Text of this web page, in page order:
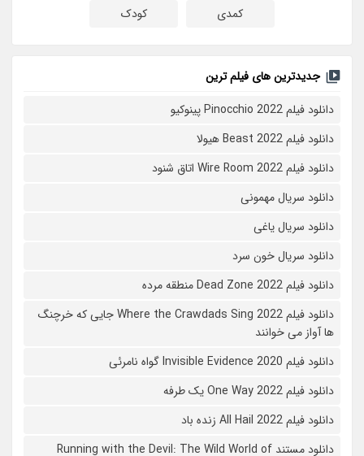
کمدی
کودک
جدیدترین های فیلم ترین
دانلود فیلم Pinocchio 2022 پینوکیو
دانلود فیلم Beast 2022 هیولا
دانلود فیلم Wire Room 2022 اتاق شنود
دانلود سریال مهمونی
دانلود سریال یاغی
دانلود سریال خون سرد
دانلود فیلم 2022 Dead Zone منطقه مرده
دانلود فیلم Where the Crawdads Sing 2022 جایی که خرچنگ
ها آواز می خوانند
دانلود فیلم 2020 Invisible Evidence گواه نامرئی
دانلود فیلم One Way 2022 یک طرفه
دانلود فیلم All Hail 2022 زنده باد
دانلود مستند Running with the Devil: The Wild World of